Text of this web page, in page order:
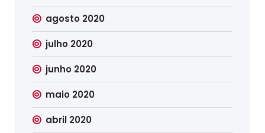
agosto 2020
julho 2020
junho 2020
maio 2020
abril 2020